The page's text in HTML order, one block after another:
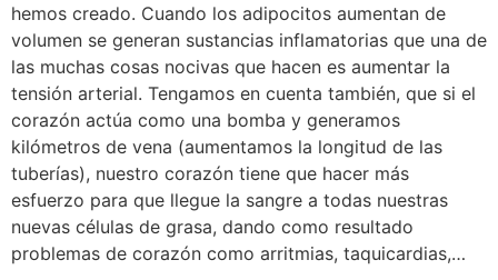
hemos creado. Cuando los adipocitos aumentan de
volumen se generan sustancias inflamatorias que una de
las muchas cosas nocivas que hacen es aumentar la
tensión arterial. Tengamos en cuenta también, que si el
corazón actúa como una bomba y generamos
kilómetros de vena (aumentamos la longitud de las
tuberías), nuestro corazón tiene que hacer más
esfuerzo para que llegue la sangre a todas nuestras
nuevas células de grasa, dando como resultado
problemas de corazón como arritmias, taquicardias,…